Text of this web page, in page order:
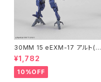
30MM 15 eEXM-17 アルト(空
中戦仕様)ネイビー
¥1,782
10%OFF